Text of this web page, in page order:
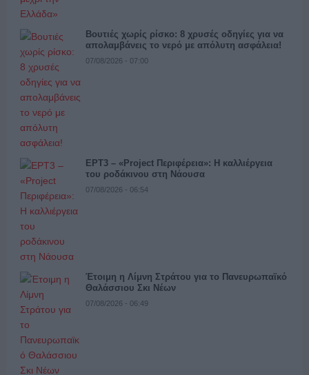
Βουτιές χωρίς ρίσκο: 8 χρυσές οδηγίες για να
απολαμβάνεις το νερό με απόλυτη ασφάλεια!
07/08/2026 - 07:00
ΕΡΤ3 – «Project Περιφέρεια»: Η καλλιέργεια
του ροδάκινου στη Νάουσα
07/08/2026 - 06:54
Έτοιμη η Λίμνη Στράτου για το Πανευρωπαϊκό
Θαλάσσιου Σκι Νέων
07/08/2026 - 06:49